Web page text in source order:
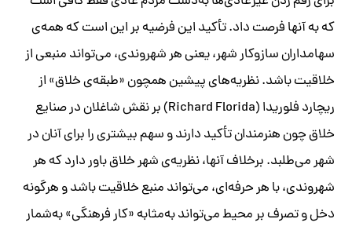
که به آنها فرصت داد. تأکید این فرضیه بر این است که همه‌ی
سهامداران سازوکار شهر، یعنی هر شهروندی، می‌‌تواند منبعی از
خلاقیت باشد. نظریه‌های پیشین همچون «طبقه‌ی خلاق» از
ریچارد فلوریدا (Richard Florida) بر نقش شاغلان در صنایع
خلاق چون هنرمندان تأکید دارند و سهم بیشتری را برای آنان در
شهر می‌طلبد. برخلاف آنها، نظریه‌ی شهر خلاق باور دارد که هر
شهروندی، با هر حرفه‌ای، می‌تواند منبع خلاقیت باشد و هرگونه
دخل و تصرف بر محیط می‌تواند به‌مثابه «کار فرهنگی» به‌شمار